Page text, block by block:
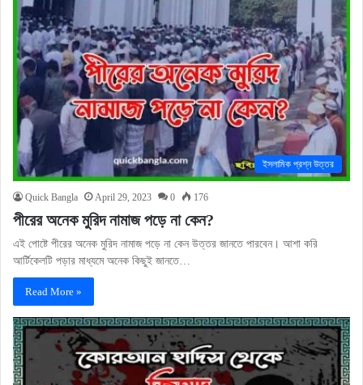
ইসলামিক প্রশ্ন উত্তর
Quick Bangla April 29, 2023 0 176
পীরের অনেক মুরিদ নামাজ পড়ে না কেন?
এই পোষ্টে পীরের অনেক মুরিদ নামাজ পড়ে না কেন উত্তর জানতে পারবেন। আশা করি
আর্টিকেলটি পড়ার মাধ্যমে অনেক কিছুই জানতে…
Read More »